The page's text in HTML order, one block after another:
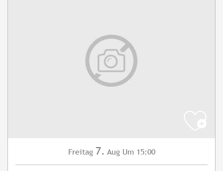
Freitag 7. Aug Um 15:00